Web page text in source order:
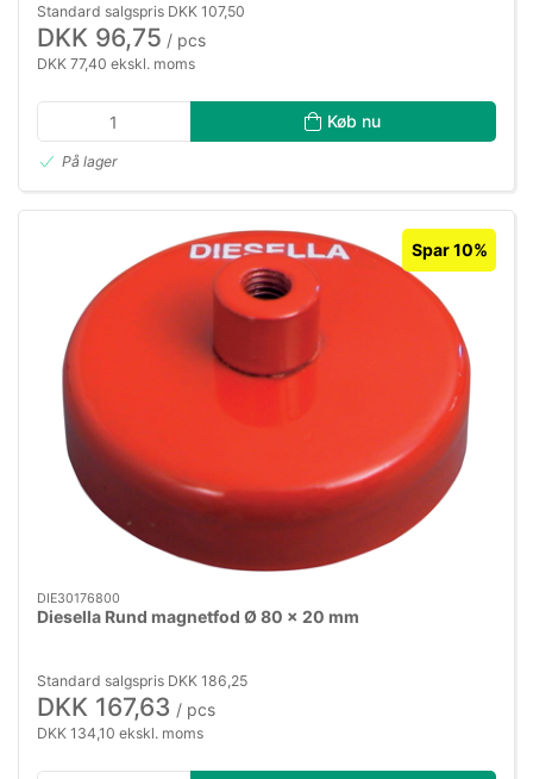
Standard salgspris DKK 107,50
DKK 96,75 / pcs
DKK 77,40 ekskl. moms
Køb nu
På lager
Spar 10%
DIE30176800
Diesella Rund magnetfod Ø 80 x 20 mm
Standard salgspris DKK 186,25
DKK 167,63 / pcs
DKK 134,10 ekskl. moms